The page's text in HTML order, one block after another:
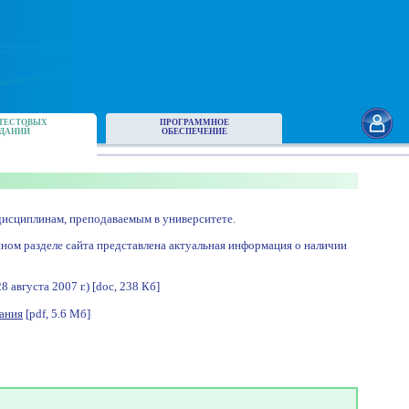
ПРОГРАММНОЕ
ОБЕСПЕЧЕНИЕ
преподаваемым в университете.
разделе сайта представлена актуальная информация о наличии
августа 2007 г.) [doc, 238 Кб]
[pdf, 5.6 Мб]